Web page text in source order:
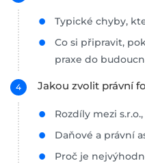
Typické chyby,
Co si připravit,
praxe do
Jakou zvolit právní
Rozdíly mezi
Daňové a právní
Proč je